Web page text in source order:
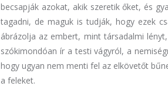
becsapják azokat, akik szeretik őket, és
tagadni, de maguk is tudják, hogy ezek
ábrázolja az embert, mint társadalmi
szókimondóan ír a testi vágyról, a
hogy ugyan nem menti fel az elkövetőt
a feleket.